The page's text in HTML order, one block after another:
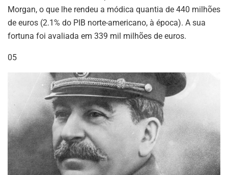
Morgan, o que lhe rendeu a módica quantia de 440 milhões
de euros (2.1% do PIB norte-americano, à época). A sua
fortuna foi avaliada em 339 mil milhões de euros.
05